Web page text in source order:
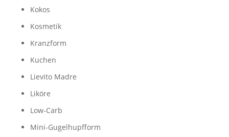
Kokos
Kosmetik
Kranzform
Kuchen
Lievito Madre
Liköre
Low-Carb
Mini-Gugelhupfform